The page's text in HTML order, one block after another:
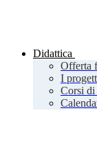
Didattica
Offerta
I
Corsi di